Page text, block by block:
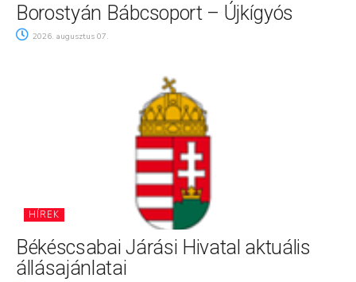
Borostyán Bábcsoport – Újkígyós
2026. augusztus 07.
HÍREK
Békéscsabai Járási Hivatal aktuális
állásajánlatai